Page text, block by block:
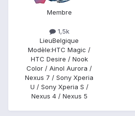
Membre
1,5k
LieuBelgique
Modèle:HTC Magic /
HTC Desire / Nook
Color / Ainol Aurora /
Nexus 7 / Sony Xperia
U / Sony Xperia S /
Nexus 4 / Nexus 5